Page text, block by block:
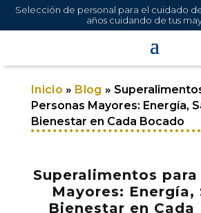
Selección de personal para el cuidado
años cuidando de tus
Inicio » Blog »
Personas Mayores: Energía,
Bienestar en Cada Bocado
Superalimentos para
Mayores: Energía,
Bienestar en Cada